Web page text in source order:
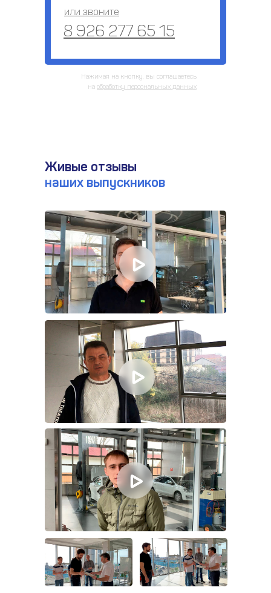
Нажимая на кнопку, вы соглашаетесь
на обработку персональных данных
или звоните
8 926 277 65 15
Живые отзывы
наших выпускников